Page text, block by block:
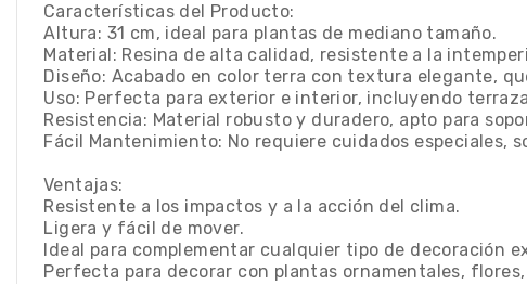
Características del Producto:
Altura: 31 cm, ideal para plantas de mediano tamaño.
Material: Resina de alta calidad, resistente a la
Diseño: Acabado en color terra con textura elegante,
Uso: Perfecta para exterior e interior, incluyendo
Resistencia: Material robusto y duradero, apto para
Fácil Mantenimiento: No requiere cuidados
Ventajas:
Resistente a los impactos y a la acción del clima.
Ligera y fácil de mover.
Ideal para complementar cualquier tipo de decoración
Perfecta para decorar con plantas ornamentales,